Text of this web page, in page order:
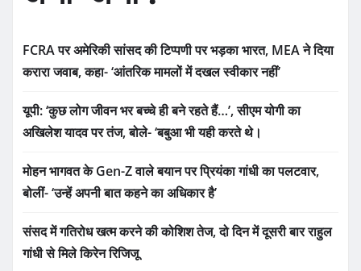
FCRA पर अमेरिकी सांसद की टिप्पणी पर भड़का भारत, MEA ने दिया
करारा जवाब, कहा- ‘आंतरिक मामलों में दखल स्वीकार नहीं’
यूपी: ‘कुछ लोग जीवन भर बच्चे ही बने रहते हैं…’, सीएम योगी का
अखिलेश यादव पर तंज, बोले- ‘बबुआ भी यही करते थे।
मोहन भागवत के Gen-Z वाले बयान पर प्रियंका गांधी का पलटवार,
बोलीं- ‘उन्हें अपनी बात कहने का अधिकार है’
संसद में गतिरोध खत्म करने की कोशिश तेज, दो दिन में दूसरी बार राहुल
गांधी से मिले किरेन रिजिजू